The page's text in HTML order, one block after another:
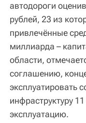
автодороги
рублей, 23 из
привлечённые
миллиарда –
области,
соглашению,
эксплуатировать
инфраструктуру
эксплуатацию.